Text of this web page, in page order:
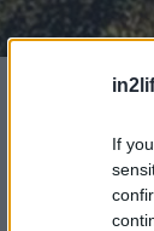
If